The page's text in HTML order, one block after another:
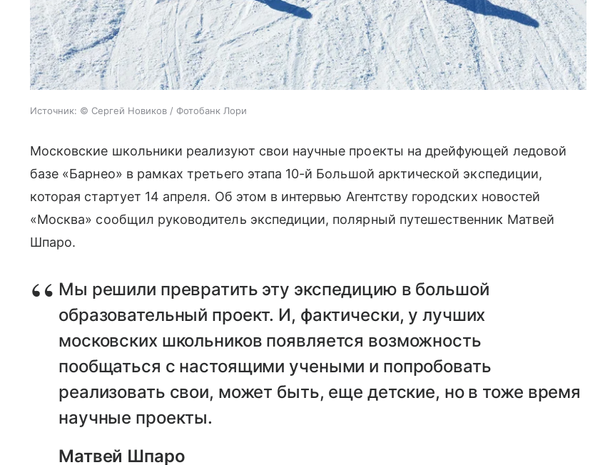
Источник: © Сергей Новиков / Фотобанк Лори
Московские школьники реализуют свои научные проекты на дрейфующей ледовой
базе «Барнео» в рамках третьего этапа 10-й Большой арктической экспедиции,
которая стартует 14 апреля. Об этом в интервью Агентству городских новостей
«Москва» сообщил руководитель экспедиции, полярный путешественник Матвей
Шпаро.
Мы решили превратить эту экспедицию в большой
образовательный проект. И, фактически, у лучших
московских школьников появляется возможность
пообщаться с настоящими учеными и попробовать
реализовать свои, может быть, еще детские, но в тоже время
научные проекты.
Матвей Шпаро